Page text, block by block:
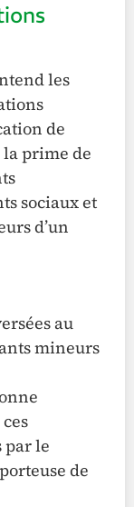
les
de
la prime de
sociaux et
d’un
au
mineurs
par le
de